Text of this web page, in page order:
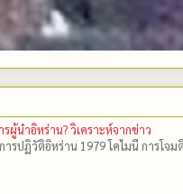
ผู้นำอิหร่าน? วิเคราะห์จากข่าว
รปฏิวัติอิหร่าน 1979 โคไมนี การโจ